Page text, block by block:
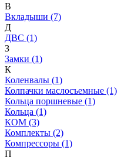
В
Вкладыши (7)
Д
ДВС (1)
З
Замки (1)
К
Коленвалы (1)
Колпачки маслосъемные (1)
Кольца поршневые (1)
Кольца (1)
КОМ (3)
Комплекты (2)
Компрессоры (1)
П